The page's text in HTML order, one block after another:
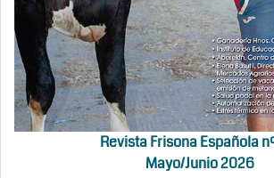
Revista Frisona Española
Mayo/Junio 2026